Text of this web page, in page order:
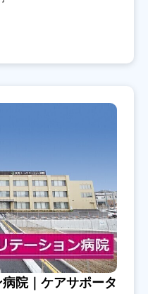
院｜ケアサポータ